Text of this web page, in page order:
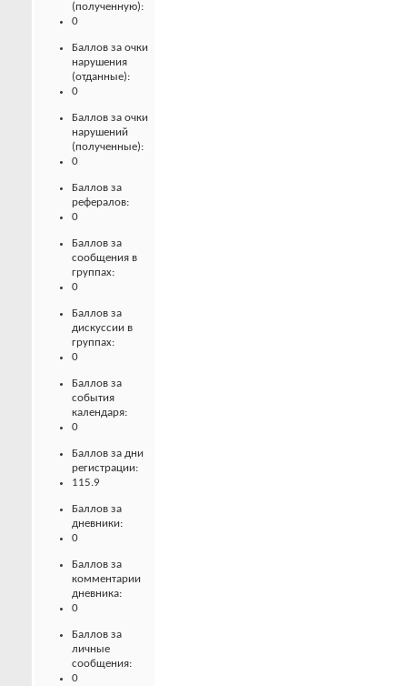
(полученную):
0
Баллов за очки
нарушения
(отданные):
0
Баллов за очки
нарушений
(полученные):
0
Баллов за
рефералов:
0
Баллов за
сообщения в
группах:
0
Баллов за
дискуссии в
группах:
0
Баллов за
события
календаря:
0
Баллов за дни
регистрации:
115.9
Баллов за
дневники:
0
Баллов за
комментарии
дневника:
0
Баллов за
личные
сообщения:
0